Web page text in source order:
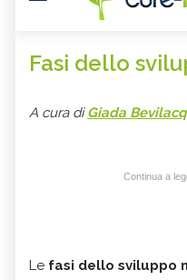
Fasi dello
A cura diGiada
Continua a
Le fasi dello sviluppo